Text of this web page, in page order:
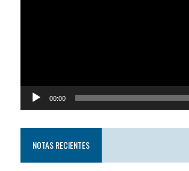
00:00
NOTAS RECIENTES